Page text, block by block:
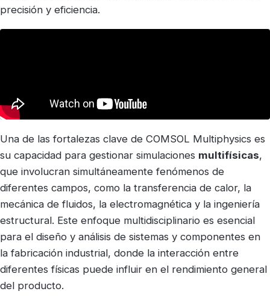
precisión y eficiencia.
Una de las fortalezas clave de COMSOL Multiphysics es
su capacidad para gestionar simulaciones multifísicas,
que involucran simultáneamente fenómenos de
diferentes campos, como la transferencia de calor, la
mecánica de fluidos, la electromagnética y la ingeniería
estructural. Este enfoque multidisciplinario es esencial
para el diseño y análisis de sistemas y componentes en
la fabricación industrial, donde la interacción entre
diferentes físicas puede influir en el rendimiento general
del producto.